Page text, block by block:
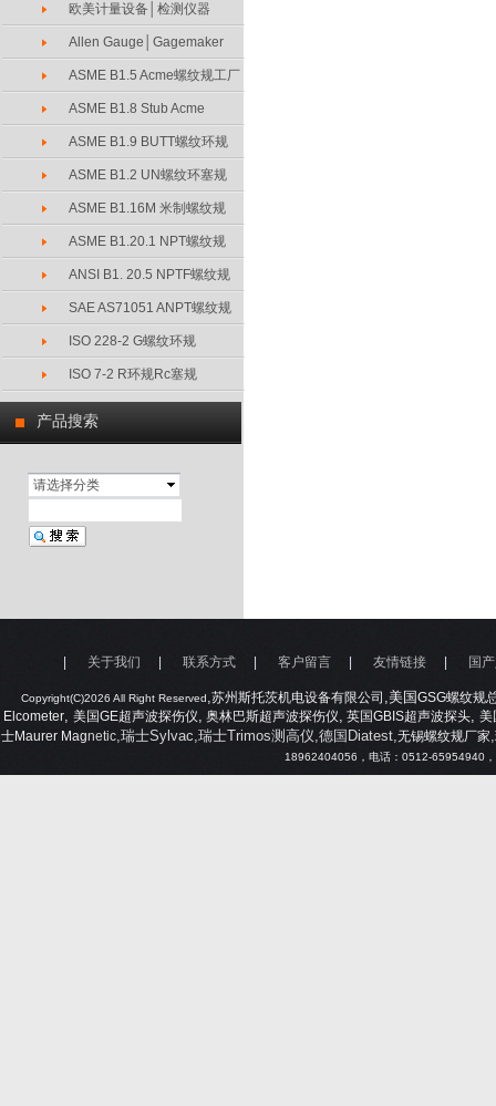
产品搜索
请选择分类
欧美计量设备│检测仪器
Allen Gauge│Gagemaker
ASME B1.5 Acme螺纹规工厂
ASME B1.8 Stub Acme
ASME B1.9 BUTT螺纹环规
ASME B1.2 UN螺纹环塞规
ASME B1.16M 米制螺纹规
ASME B1.20.1 NPT螺纹规
ANSI B1. 20.5 NPTF螺纹规
SAE AS71051 ANPT螺纹规
ISO 228-2 G螺纹环规
ISO 7-2 R环规Rc塞规
Copyright(C)2026 All Right Reserved,苏州斯托茨机电设备有限公司 ,美国GSG螺纹规
Elcometer, 美国GE超声波探伤仪, 奥林巴斯超声波探伤仪, 英国GBIS超声波探头, 美
士Maurer Magnetic,瑞士Sylvac,瑞士Trimos测高仪,德国Diatest,无锡螺纹规厂家,
18962404056 ，电话：0512-65954940
关于我们 联系方式 客户留言 友情链接 国